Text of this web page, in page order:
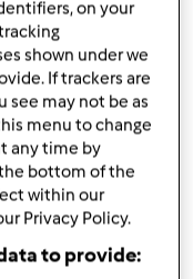
feito na Bimby
on your
shown under we
If trackers are
see may not be as
menu to change
any time by
bottom of the
within our
Privacy Policy.
to provide: